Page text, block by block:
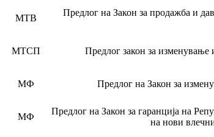
МТВ
Предлог на Закон за продажба и
МТСП Предлог закон за
МФ Предлог на Закон за
МФ
Предлог на Закон за гаранција на
на нови